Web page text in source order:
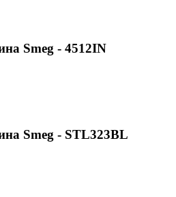
Smeg - 4512IN
Smeg - STL323BL